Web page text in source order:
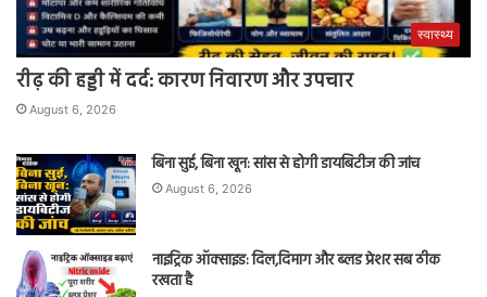
स्वास्थ्य
रीढ़ की हड्डी में दर्द: कारण निवारण और उपचार
August 6, 2026
बिना सुई, बिना खून: सांस से होगी डायबिटीज की जांच
August 6, 2026
नाइट्रिक ऑक्साइड: दिल,दिमाग और ब्लड प्रेशर सब ठीक
रखता है